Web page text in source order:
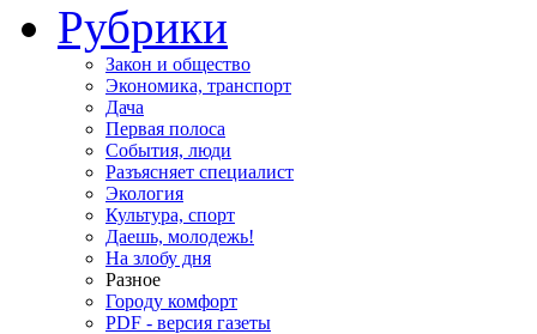
Рубрики
Закон и общество
Экономика, транспорт
Дача
Первая полоса
События, люди
Разъясняет специалист
Экология
Культура, спорт
Даешь, молодежь!
На злобу дня
Разное
Городу комфорт
PDF - версия газеты